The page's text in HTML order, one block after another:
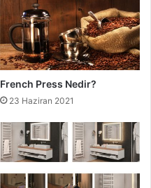
French Press Nedir?
23 Haziran 2021